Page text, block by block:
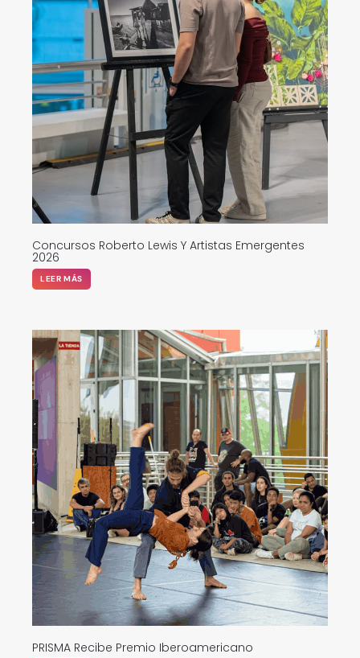
Concursos Roberto Lewis Y Artistas Emergentes
2026
LEER MÁS
PRISMA Recibe Premio Iberoamericano